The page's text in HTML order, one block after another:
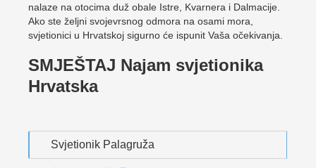
nalaze na otocima duž obale Istre, Kvarnera i Dalmacije.
Ako ste željni svojevrsnog odmora na osami mora,
svjetionici u Hrvatskoj sigurno će ispunit Vaša očekivanja.
SMJEŠTAJ Najam svjetionika
Hrvatska
Svjetionik Palagruža